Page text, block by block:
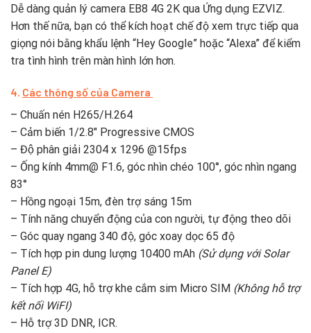
Dễ dàng quản lý camera EB8 4G 2K qua Ứng dụng EZVIZ.
Hơn thế nữa, bạn có thể kích hoạt chế độ xem trực tiếp qua
giọng nói bằng khẩu lệnh “Hey Google” hoặc “Alexa” để kiểm
tra tình hình trên màn hình lớn hơn.
4. Các thông số của Camera
– Chuấn nén H265/H.264
– Cảm biến 1/2.8″ Progressive CMOS
– Độ phân giải 2304 x 1296 @15fps
– Ống kính 4mm@ F1.6, góc nhìn chéo 100°, góc nhìn ngang
83°
– Hồng ngoại 15m, đèn trợ sáng 15m
– Tính năng chuyển động của con người, tự động theo dõi
– Góc quay ngang 340 độ, góc xoay dọc 65 độ
– Tích hợp pin dung lượng 10400 mAh (Sử dụng với Solar
Panel E)
– Tích hợp 4G, hỗ trợ khe cắm sim Micro SIM (Không hỗ trợ
kết nối WiFI)
– Hỗ trợ 3D DNR, ICR.